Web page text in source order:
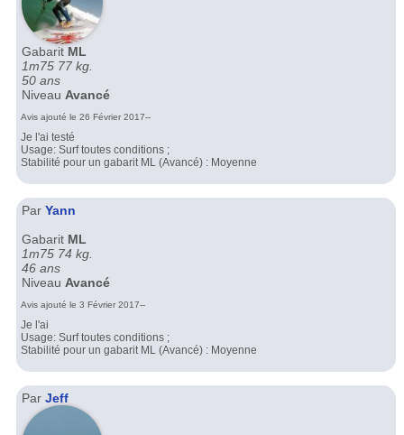
Gabarit ML
1m75 77 kg.
50 ans
Niveau Avancé
Avis ajouté le 26 Février 2017--
Je l'ai testé
Usage: Surf toutes conditions ;
Stabilité pour un gabarit ML (Avancé) : Moyenne
Par Yann
Gabarit ML
1m75 74 kg.
46 ans
Niveau Avancé
Avis ajouté le 3 Février 2017--
Je l'ai
Usage: Surf toutes conditions ;
Stabilité pour un gabarit ML (Avancé) : Moyenne
Par Jeff